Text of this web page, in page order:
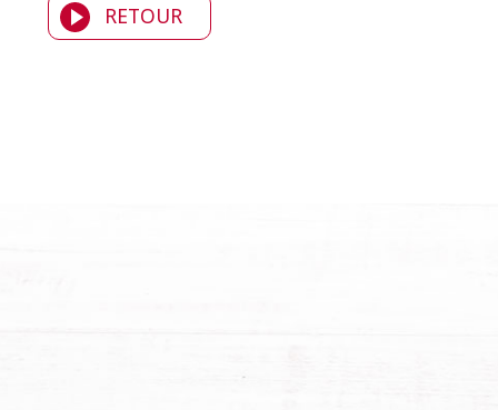
RETOUR